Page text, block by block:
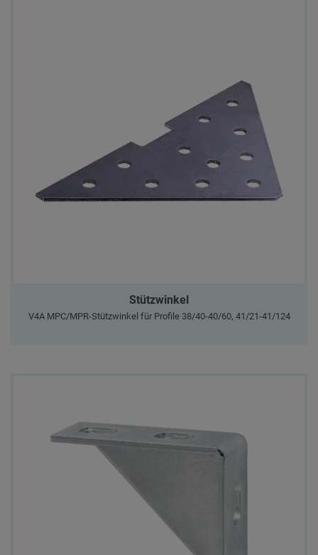
Stützwinkel
V4A MPC/MPR-Stützwinkel für Profile 38/40-40/60, 41/21-41/124